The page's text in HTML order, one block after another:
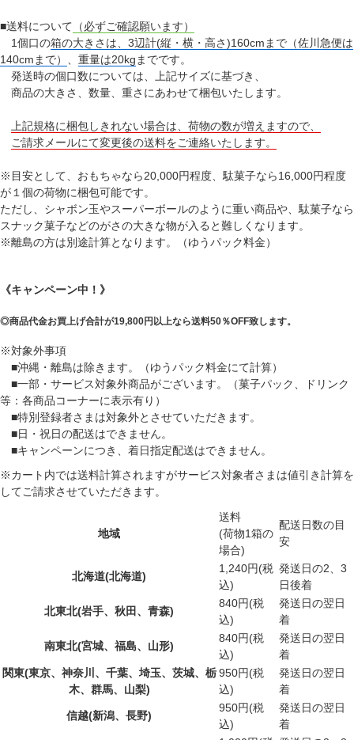
■送料について （必ずご確認願います）
1個口の箱の大きさは、3辺計(縦・横・高さ)160cmまで（佐川急便は
140cmまで）
重量は20kg までです。
発送時の個口数については、上記サイズに基づき、
商品の大きさ、数量、重さにあわせて梱包いたします。
上記規格に梱包しきれない場合は、荷物の数が増えますので、
ご請求メールにて変更後の送料をご連絡いたします。
※目安として、おもちゃなら20,000円程度、駄菓子なら16,000円程度
が１個の荷物に梱包可能です。
ただし、シャボン玉やスーパーボールのように重い商品や、駄菓子なら
スナック菓子などのがさの大きな物が入ると難しくなります。
※離島の方は別途計算となります。（ゆうパック料金）
《キャンペーン中！》
◎商品代金お買上げ合計が19,800円以上なら送料50％OFF致します。
※対象外事項
■沖縄・離島は除きます。（ゆうパック料金にて計算）
■一部・サービス対象外商品がございます。（菓子パック、ドリンク
等：各商品コーナーに表示有り）
■特別登録者さまは対象外とさせていただきます。
■日・祝日の配送はできません。
■キャンペーンにつき、着日指定配送はできません。
※カート内では送料計算されますがサービス対象者さまは値引き計算を
してご請求させていただきます。
地域
送料
(荷物1箱の
場合)
配送日数の目
安
北海道(北海道)
1,240円(税
込)
発送日の2、3
日後着
北東北(岩手、秋田、青森)
840円(税
込)
発送日の翌日
着
南東北(宮城、福島、山形)
840円(税
込)
発送日の翌日
着
関東(東京、神奈川、千葉、埼玉、茨城、栃
木、群馬、山梨)
950円(税
込)
発送日の翌日
着
信越(新潟、長野)
950円(税
込)
発送日の翌日
着